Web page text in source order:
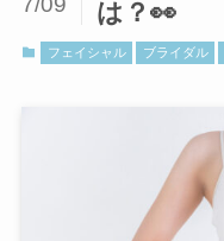
は？👀
フェイシャル ブライダル